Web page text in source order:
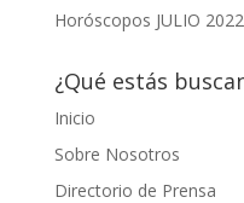
Horóscopos JULIO 2022
¿Qué estás
Inicio
Sobre Nosotros
Directorio de Prensa